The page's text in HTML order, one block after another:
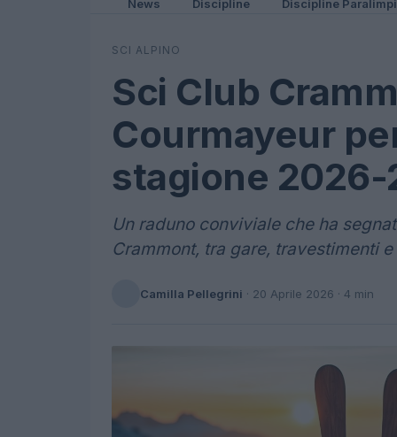
News Discipline Discipline
SCI ALPINO
Sci Club
Courmayeur
stagione 2026-
Un raduno conviviale che ha
Crammont, tra gare, travestimenti
Camilla Pellegrini · 20 Aprile 2026 · 4 min